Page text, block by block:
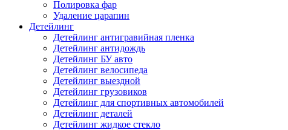
Полировка фар
Удаление царапин
Детейлинг
Детейлинг антигравийная пленка
Детейлинг антидождь
Детейлинг БУ авто
Детейлинг велосипеда
Детейлинг выездной
Детейлинг грузовиков
Детейлинг для спортивных автомобилей
Детейлинг деталей
Детейлинг жидкое стекло